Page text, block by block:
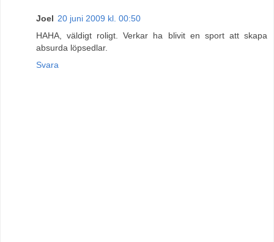
Joel 20 juni 2009 kl. 00:50
HAHA, väldigt roligt. Verkar ha blivit en sport att skapa
absurda löpsedlar.
Svara